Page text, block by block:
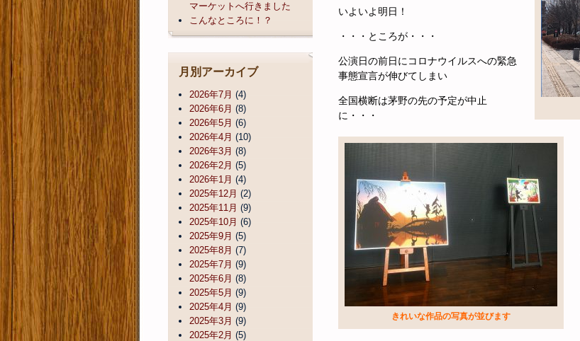
いよいよ明日！
・・・ところが・・・
公演日の前日にコロナウイルスへの緊急
事態宣言が伸びてしまい
きれいな作品の写真が並びます
全国横断は茅野の先の予定が中止
に・・・
マーケットへ行きました
こんなところに！？
月別アーカイブ
2026年7月 (4)
2026年6月 (8)
2026年5月 (6)
2026年4月 (10)
2026年3月 (8)
2026年2月 (5)
2026年1月 (4)
2025年12月 (2)
2025年11月 (9)
2025年10月 (6)
2025年9月 (5)
2025年8月 (7)
2025年7月 (9)
2025年6月 (8)
2025年5月 (9)
2025年4月 (9)
2025年3月 (9)
2025年2月 (5)